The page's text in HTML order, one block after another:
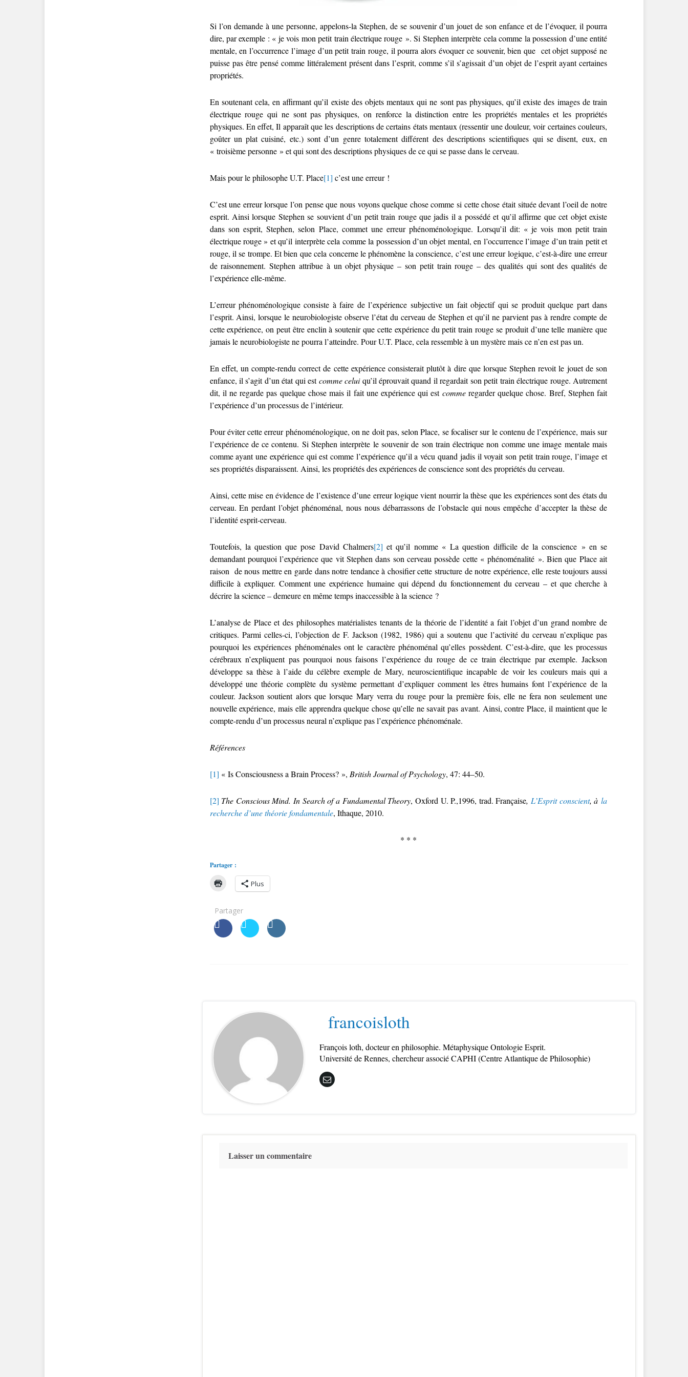
Si l’on demande à une personne, appelons-la Stephen, de se souvenir d’un jouet de son enfance et de l’évoquer, il pourra
dire, par exemple : « je vois mon petit train électrique rouge ». Si Stephen interprète cela comme la possession d’une entité
mentale, en l’occurrence l’image d’un petit train rouge, il pourra alors évoquer ce souvenir, bien que cet objet supposé ne
puisse pas être pensé comme littéralement présent dans l’esprit, comme s’il s’agissait d’un objet de l’esprit ayant certaines
propriétés.
En soutenant cela, en affirmant qu’il existe des objets mentaux qui ne sont pas physiques, qu’il existe des images de train
électrique rouge qui ne sont pas physiques, on renforce la distinction entre les propriétés mentales et les propriétés
physiques. En effet, Il apparaît que les descriptions de certains états mentaux (ressentir une douleur, voir certaines couleurs,
goûter un plat cuisiné, etc.) sont d’un genre totalement différent des descriptions scientifiques qui se disent, eux, en
« troisième personne » et qui sont des descriptions physiques de ce qui se passe dans le cerveau.
Mais pour le philosophe U.T. Place[1] c’est une erreur !
C’est une erreur lorsque l’on pense que nous voyons quelque chose comme si cette chose était située devant l’oeil de notre
esprit. Ainsi lorsque Stephen se souvient d’un petit train rouge que jadis il a possédé et qu’il affirme que cet objet existe
dans son esprit, Stephen, selon Place, commet une erreur phénoménologique. Lorsqu’il dit: « je vois mon petit train
électrique rouge » et qu’il interprète cela comme la possession d’un objet mental, en l’occurrence l’image d’un train petit et
rouge, il se trompe. Et bien que cela concerne le phénomène la conscience, c’est une erreur logique, c’est-à-dire une erreur
de raisonnement. Stephen attribue à un objet physique – son petit train rouge – des qualités qui sont des qualités de
l’expérience elle-même.
L’erreur phénoménologique consiste à faire de l’expérience subjective un fait objectif qui se produit quelque part dans
l’esprit. Ainsi, lorsque le neurobiologiste observe l’état du cerveau de Stephen et qu’il ne parvient pas à rendre compte de
cette expérience, on peut être enclin à soutenir que cette expérience du petit train rouge se produit d’une telle manière que
jamais le neurobiologiste ne pourra l’atteindre. Pour U.T. Place, cela ressemble à un mystère mais ce n’en est pas un.
En effet, un compte-rendu correct de cette expérience consisterait plutôt à dire que lorsque Stephen revoit le jouet de son
enfance, il s’agit d’un état qui estcomme celuiqu’il éprouvait quand il regardait son petit train électrique rouge. Autrement
dit, il ne regarde pas quelque chose mais il fait une expérience qui est commeregarder quelque chose. Bref, Stephen fait
l’expérience d’un processus de l’intérieur.
Pour éviter cette erreur phénoménologique, on ne doit pas, selon Place, se focaliser sur le contenu de l’expérience, mais sur
l’expérience de ce contenu. Si Stephen interprète le souvenir de son train électrique non comme une image mentale mais
comme ayant une expérience qui est comme l’expérience qu’il a vécu quand jadis il voyait son petit train rouge, l’image et
ses propriétés disparaissent. Ainsi, les propriétés des expériences de conscience sont des propriétés du cerveau.
Ainsi, cette mise en évidence de l’existence d’une erreur logique vient nourrir la thèse que les expériences sont des états du
cerveau. En perdant l’objet phénoménal, nous nous débarrassons de l’obstacle qui nous empêche d’accepter la thèse de
l’identité esprit-cerveau.
Toutefois, la question que pose David Chalmers[2] et qu’il nomme « La question difficile de la conscience » en se
demandant pourquoi l’expérience que vit Stephen dans son cerveau possède cette « phénoménalité ». Bien que Place ait
raison de nous mettre en garde dans notre tendance à chosifier cette structure de notre expérience, elle reste toujours aussi
difficile à expliquer. Comment une expérience humaine qui dépend du fonctionnement du cerveau – et que cherche à
décrire la science – demeure en même temps inaccessible à la science ?
L’analyse de Place et des philosophes matérialistes tenants de la théorie de l’identité a fait l’objet d’un grand nombre de
critiques. Parmi celles-ci, l’objection de F. Jackson (1982, 1986) qui a soutenu que l’activité du cerveau n’explique pas
pourquoi les expériences phénoménales ont le caractère phénoménal qu’elles possèdent. C’est-à-dire, que les processus
cérébraux n’expliquent pas pourquoi nous faisons l’expérience du rouge de ce train électrique par exemple. Jackson
développe sa thèse à l’aide du célèbre exemple de Mary, neuroscientifique incapable de voir les couleurs mais qui a
développé une théorie complète du système permettant d’expliquer comment les êtres humains font l’expérience de la
couleur. Jackson soutient alors que lorsque Mary verra du rouge pour la première fois, elle ne fera non seulement une
nouvelle expérience, mais elle apprendra quelque chose qu’elle ne savait pas avant. Ainsi, contre Place, il maintient que le
compte-rendu d’un processus neural n’explique pas l’expérience phénoménale.
Références
[1] « Is Consciousness a Brain Process? », British Journal of Psychology, 47: 44–50.
[2] The Conscious Mind. In Search of a Fundamental Theory, Oxford U. P.,1996, trad. Française, L’Esprit conscient, à la
recherche d’une théorie fondamentale, Ithaque, 2010.
* * *
Partager :
Plus
Partager
francoisloth
François loth, docteur en philosophie. Métaphysique Ontologie Esprit.
Université de Rennes, chercheur associé CAPHI (Centre Atlantique de Philosophie)
Laisser un commentaire